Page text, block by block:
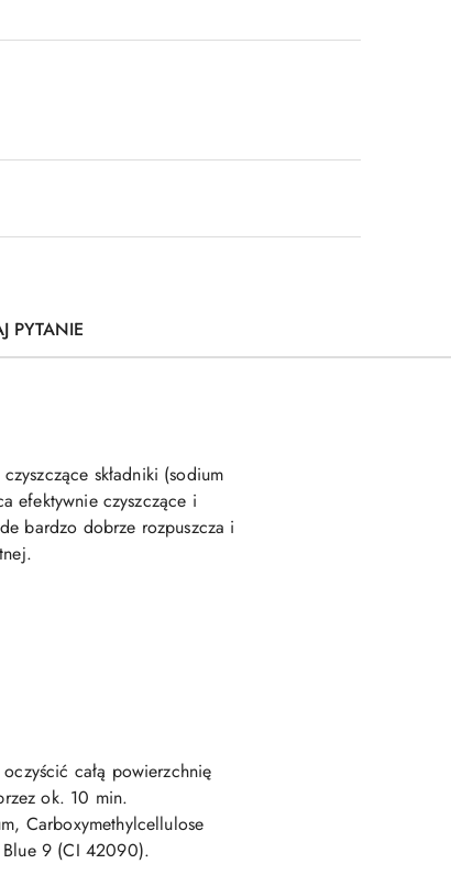
PYTANIE
składniki (sodium
efektywnie czyszczące i
bardzo dobrze rozpuszcza i
całą powierzchnię
ok. 10 min.
Carboxymethylcellulose
Blue 9 (CI 42090).